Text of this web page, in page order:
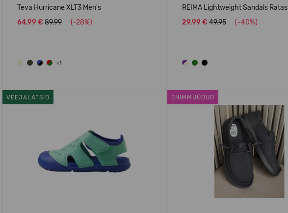
Teva Hurricane XLT3 Men's
64,99 € 89.99 (-28%)
+1
REIMA Lightweight Sandals Ratas
29,99 € 49.95 (-40%)
VEEJALATSID ENIMMÜÜDUD